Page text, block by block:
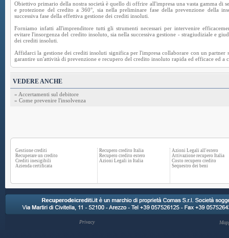
Obiettivo primario della nostra società è quello di offrire all'impresa una vasta gamma di
e protezione del credito a 360°, sia nella preliminare fase della prevenzione della
successiva fase della effettiva gestione dei crediti insoluti.
Forniamo infatti all'imprenditore tutti gli strumenti necessari per intervenire
evitare l'insorgenza del credito insoluto, sia nella successiva gestione - stragiudiziale e
dei crediti insoluti.
Affidarci la gestione dei crediti insoluti significa per l'impresa collaborare con un
garantire un'attività di prevenzione e recupero del credito insoluto rapida ed efficace ed a
VEDERE ANCHE
» Accertamenti sul debitore
» Come prevenire l'insolvenza
Gestione crediti
Recuperare un credito
Crediti inesigibili
Azienda certificata
Recupero credito Italia
Recupero credito estero
Azioni Legali in Italia
Azioni Legali all'estero
Attivazione recupero Italia
Costo recupero credito
Sequestro dei beni
Privacy